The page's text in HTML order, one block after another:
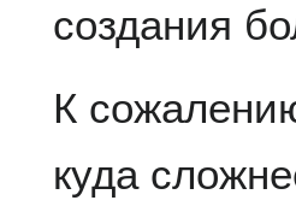
создания
К
куда